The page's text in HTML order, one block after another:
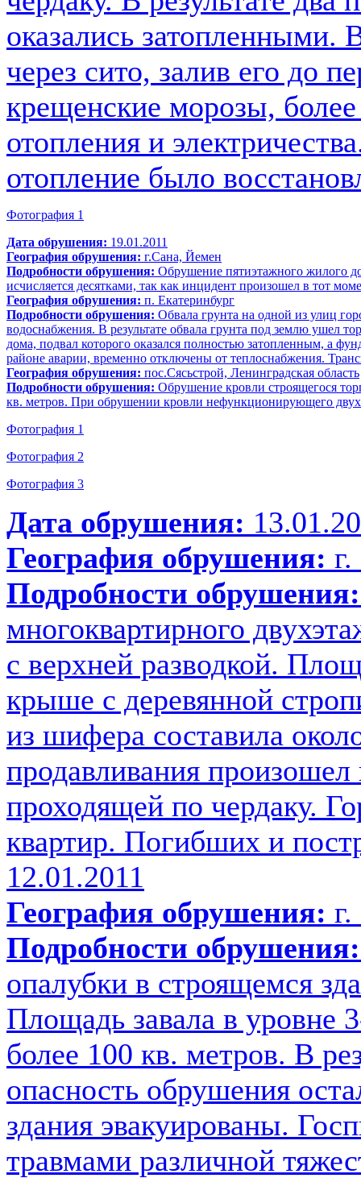
оказались затопленными.
через сито, залив его до
крещенские морозы, более
отопления и
отопление было
Фотография 1
Дата обрушения: 19.01.2011
География обрушения: г.Сана, Йемен
Подробности обрушения: Обрушение пятиэтажного жилого
исчисляется десятками, так как инцидент произошел в тот
География обрушения: п. Екатеринбург
Подробности обрушения: Обвала грунта на одной из улиц
водоснабжения. В результате обвала грунта под землю ушел
дома, подвал которого оказался полностью затопленным, а
районе аварии, временно отключены от теплоснабжения.
География обрушения: пос.Сясьстрой, Ленинградская область
Подробности обрушения: Обрушение кровли строящегося
кв. метров. При обрушении кровли нефункционирующего
Фотография 1
Фотография 2
Фотография 3
Дата обрушения:
География обрушения:
Подробности обрушения:
многоквартирного
с верхней разводкой.
крыше с деревянной
из шифера составила
продавливания
проходящей по чердаку.
квартир. Погибших и
12.01.2011
География обрушения:
Подробности обрушения:
опалубки в строящемся
Площадь завала в уровне
более 100 кв. метров. В
опасность обрушения
здания эвакуированы.
травмами различной